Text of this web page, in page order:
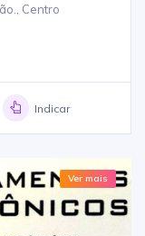
Centro
Indicar
Ver mais